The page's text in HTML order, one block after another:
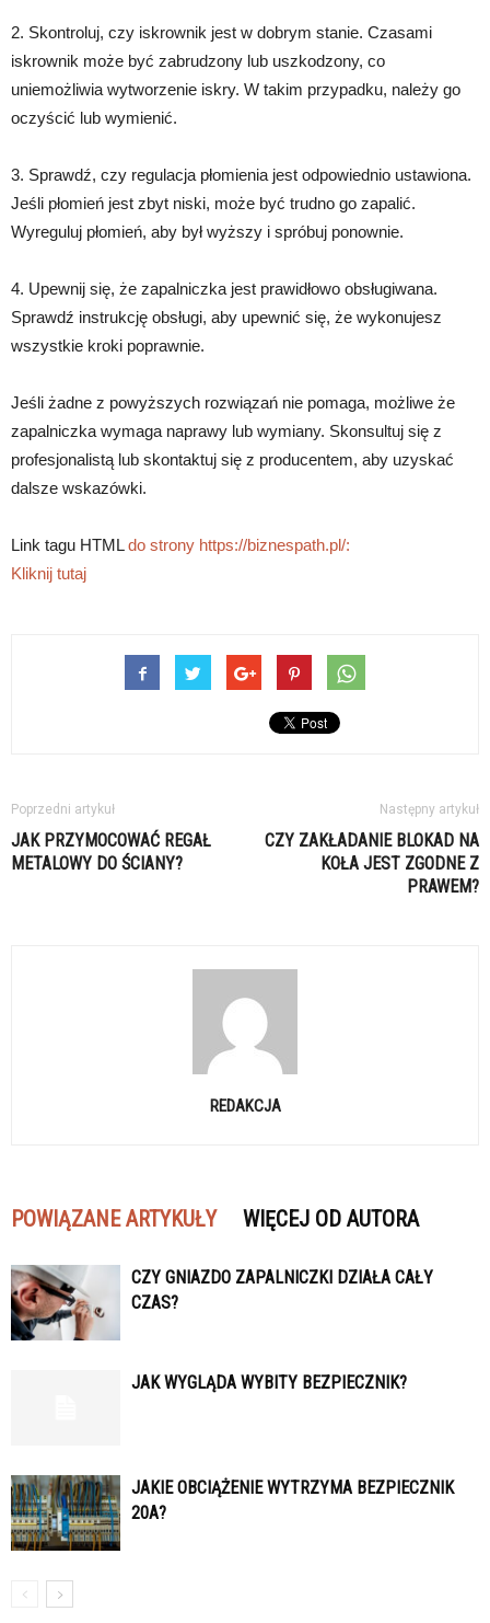
2. Skontroluj, czy iskrownik jest w dobrym stanie. Czasami
iskrownik może być zabrudzony lub uszkodzony, co
uniemożliwia wytworzenie iskry. W takim przypadku, należy go
oczyścić lub wymienić.
3. Sprawdź, czy regulacja płomienia jest odpowiednio ustawiona.
Jeśli płomień jest zbyt niski, może być trudno go zapalić.
Wyreguluj płomień, aby był wyższy i spróbuj ponownie.
4. Upewnij się, że zapalniczka jest prawidłowo obsługiwana.
Sprawdź instrukcję obsługi, aby upewnić się, że wykonujesz
wszystkie kroki poprawnie.
Jeśli żadne z powyższych rozwiązań nie pomaga, możliwe że
zapalniczka wymaga naprawy lub wymiany. Skonsultuj się z
profesjonalistą lub skontaktuj się z producentem, aby uzyskać
dalsze wskazówki.
Link tagu HTMLdo strony https://biznespath.pl/:
Kliknij tutaj
Poprzedni artykuł
JAK PRZYMOCOWAĆ REGAŁ
METALOWY DO ŚCIANY?
Następny artykuł
CZY ZAKŁADANIE BLOKAD NA
KOŁA JEST ZGODNE Z
PRAWEM?
REDAKCJA
POWIĄZANE ARTYKUŁY WIĘCEJ OD AUTORA
CZY GNIAZDO ZAPALNICZKI DZIAŁA CAŁY
CZAS?
JAK WYGLĄDA WYBITY BEZPIECZNIK?
JAKIE OBCIĄŻENIE WYTRZYMA BEZPIECZNIK
20A?